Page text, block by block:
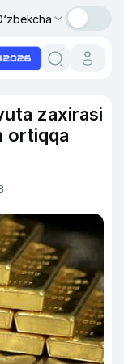
zaxirasi
ortiqqa